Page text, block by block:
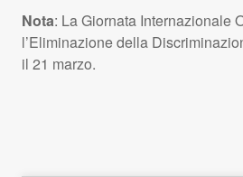
Nota: La Giornata Internazionale
l’Eliminazione della
il 21 marzo.